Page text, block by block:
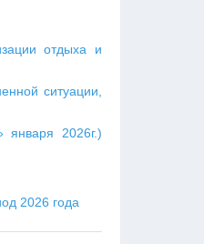
отдыха и
ситуации,
2026г.)
2026 года